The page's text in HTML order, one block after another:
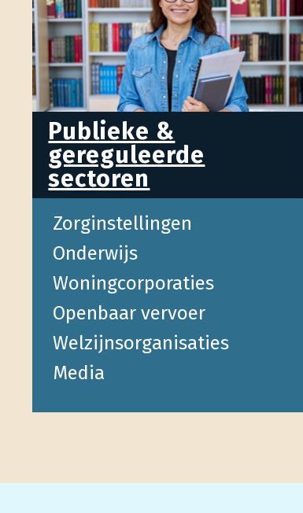
Publieke &
gereguleerde
sectoren
Zorginstellingen
Onderwijs
Woningcorporaties
Openbaar vervoer
Welzijnsorganisaties
Media